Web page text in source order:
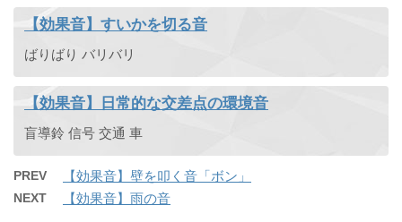
【効果音】すいかを切る音
ばりばり バリバリ
【効果音】日常的な交差点の環境音
盲導鈴 信号 交通 車
PREV 【効果音】壁を叩く音「ボン」
NEXT 【効果音】雨の音